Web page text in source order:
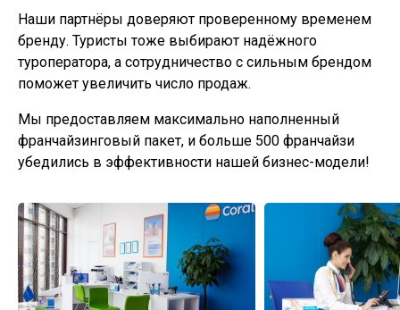
Наши партнёры доверяют проверенному временем
бренду. Туристы тоже выбирают надёжного
туроператора, а сотрудничество с сильным брендом
поможет увеличить число продаж.
Мы предоставляем максимально наполненный
франчайзинговый пакет, и больше 500 франчайзи
убедились в эффективности нашей бизнес-модели!